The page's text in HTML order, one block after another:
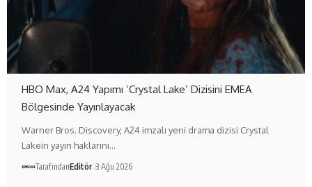
HBO Max, A24 Yapımı ‘Crystal Lake’ Dizisini EMEA
Bölgesinde Yayınlayacak
Warner Bros. Discovery, A24 imzalı yeni drama dizisi Crystal
Lakein yayın haklarını…
TarafındanEditör 3 Ağu 2026